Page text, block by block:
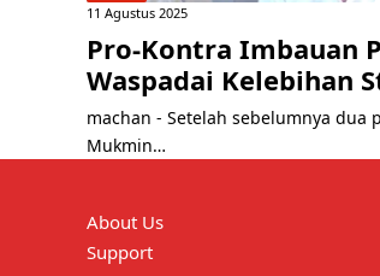
11 Agustus 2025
Pro-Kontra Imbauan
Waspadai Kelebihan
machan - Setelah sebelumnya dua
Mukmin…
About Us
Support